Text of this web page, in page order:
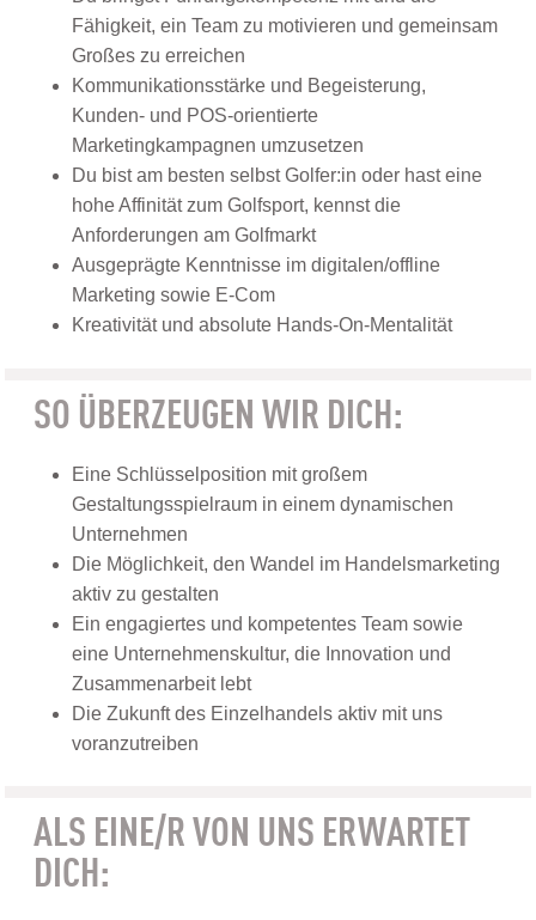
Fähigkeit, ein Team zu motivieren und gemeinsam
Großes zu erreichen
Kommunikationsstärke und Begeisterung,
Kunden- und POS-orientierte
Marketingkampagnen umzusetzen
Du bist am besten selbst Golfer:in oder hast eine
hohe Affinität zum Golfsport, kennst die
Anforderungen am Golfmarkt
Ausgeprägte Kenntnisse im digitalen/offline
Marketing sowie E-Com
Kreativität und absolute Hands-On-Mentalität
SO ÜBERZEUGEN WIR DICH:
Eine Schlüsselposition mit großem
Gestaltungsspielraum in einem dynamischen
Unternehmen
Die Möglichkeit, den Wandel im Handelsmarketing
aktiv zu gestalten
Ein engagiertes und kompetentes Team sowie
eine Unternehmenskultur, die Innovation und
Zusammenarbeit lebt
Die Zukunft des Einzelhandels aktiv mit uns
voranzutreiben
ALS EINE/R VON UNS ERWARTET
DICH: